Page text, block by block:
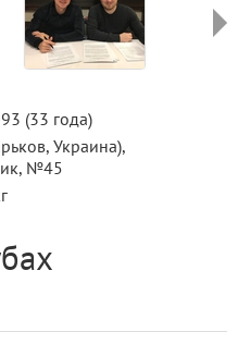
(33 года)
Украина),
№45